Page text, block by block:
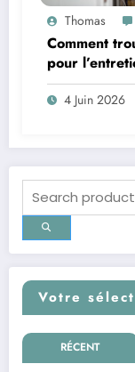
Thomas
Comment
pour
chauffage
4 Juin 2026
Votre
RÉCENT